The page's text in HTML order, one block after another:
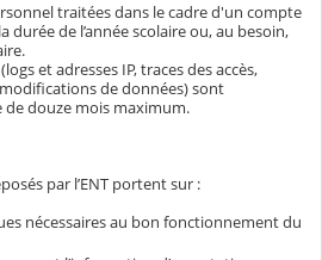
traitées dans le cadre d'un compte
durée de l’année scolaire ou, au besoin,
et adresses IP, traces des accès,
de données) sont
douze mois maximum.
par l’ENT portent sur :
nécessaires au bon fonctionnement du